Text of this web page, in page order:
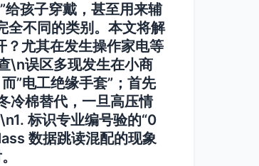
给孩子穿戴，甚至用来辅
全不同的类别。本文将解
？尤其在发生操作家电等
\n误区多现发生在小商
”电工绝缘手套”；首先
冷棉替代，一旦高压情
标识专业编号验的“0
数据跳读混配的现象